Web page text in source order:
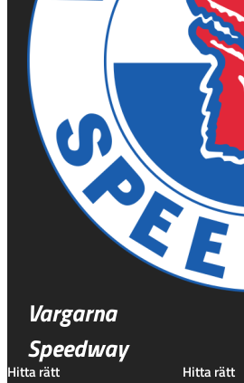
Vargarna
Speedway
Hitta rätt Hitta rätt